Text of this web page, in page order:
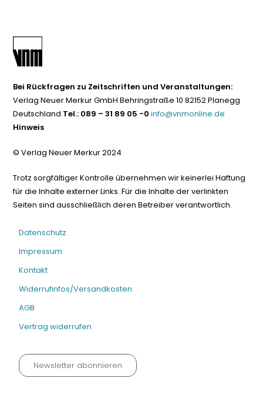
Bei Rückfragen zu Zeitschriften und Veranstaltungen:
Verlag Neuer Merkur GmbH Behringstraße 10 82152 Planegg
Deutschland Tel.: 089 – 31 89 05 -0 info@vnmonline.de
Hinweis
© Verlag Neuer Merkur 2024
Trotz sorgfältiger Kontrolle übernehmen wir keinerlei Haftung
für die Inhalte externer Links. Für die Inhalte der verlinkten
Seiten sind ausschließlich deren Betreiber verantwortlich.
Datenschutz
Impressum
Kontakt
Widerrufinfos/Versandkosten
AGB
Vertrag widerrufen
Newsletter abonnieren